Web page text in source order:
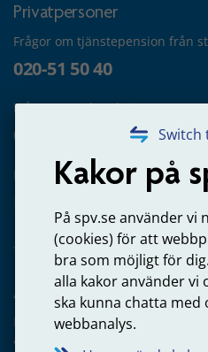
Switch
Kakor på
På spv.se använder vi
(cookies) för att
bra som möjligt för
alla kakor använder vi
ska kunna chatta med
webbanalys.
Privatpersoner
Frågor om tjänstepension från
020-51 50 40
Frågor om utbetalning
020-65 00 65
Kontakta oss
Arbetsgivare
Frågor om administration av
anställning